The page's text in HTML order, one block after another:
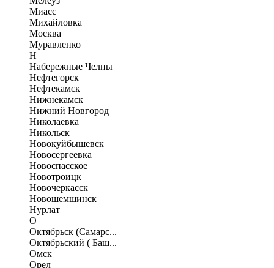
Миасс
Михайловка
Москва
Муравленко
Н
Набережные Челны
Нефтегорск
Нефтекамск
Нижнекамск
Нижний Новгород
Николаевка
Никольск
Новокуйбышевск
Новосергеевка
Новоспасское
Новотроицк
Новочеркасск
Новошемшинск
Нурлат
О
Октябрьск (Самарс...
Октябрьский ( Баш...
Омск
Орел